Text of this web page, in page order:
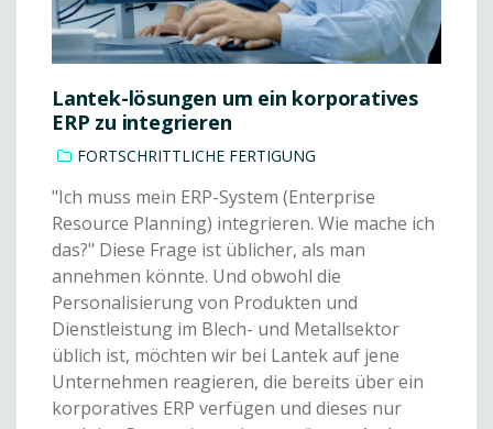
Lantek-lösungen um ein korporatives
ERP zu integrieren
FORTSCHRITTLICHE FERTIGUNG
"Ich muss mein ERP-System (Enterprise
Resource Planning) integrieren. Wie mache ich
das?" Diese Frage ist üblicher, als man
annehmen könnte. Und obwohl die
Personalisierung von Produkten und
Dienstleistung im Blech- und Metallsektor
üblich ist, möchten wir bei Lantek auf jene
Unternehmen reagieren, die bereits über ein
korporatives ERP verfügen und dieses nur